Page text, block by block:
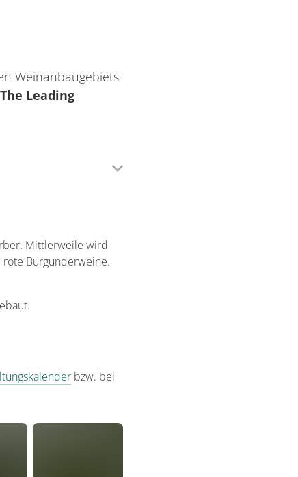
Weinanbaugebiets
The Leading
Mittlerweile wird
Burgunderweine.
bzw. bei